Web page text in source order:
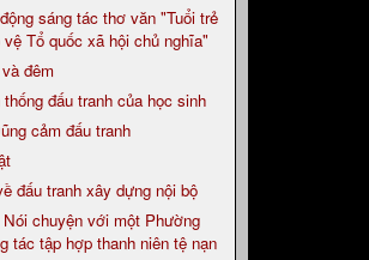
sáng tác thơ văn "Tuổi trẻ
Tổ quốc xã hội chủ nghĩa"
đêm
đấu tranh của học sinh
cảm đấu tranh
đấu tranh xây dựng nội bộ
chuyện với một Phường
tác tập hợp thanh niên tệ nạn